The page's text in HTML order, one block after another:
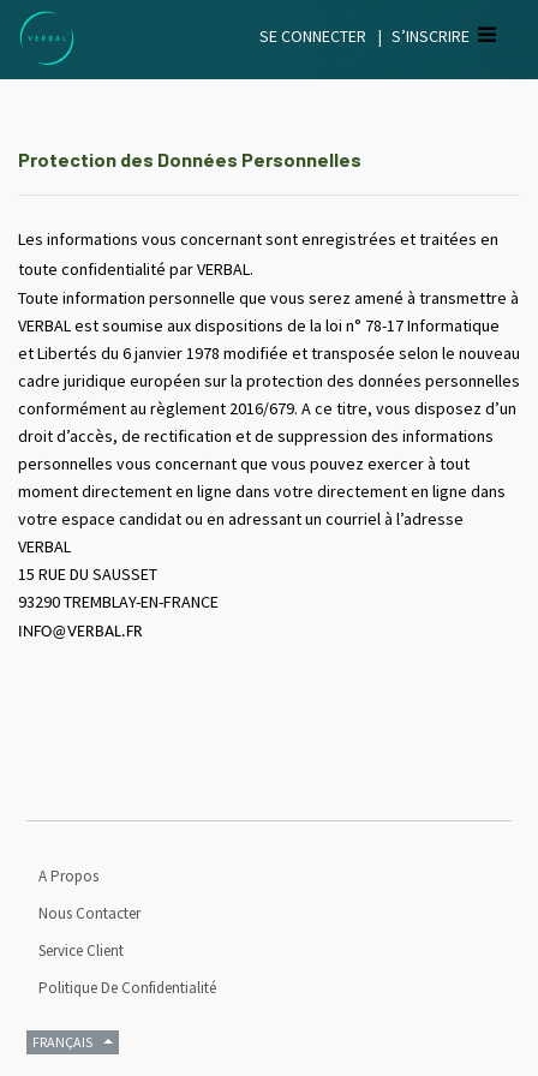
SE CONNECTER | S’INSCRIRE
Protection des Données Personnelles
Les informations vous concernant sont enregistrées et traitées en
toute confidentialité par VERBAL.
Toute information personnelle que vous serez amené à transmettre à
VERBAL est soumise aux dispositions de la loi n° 78-17 Informatique
et Libertés du 6 janvier 1978 modifiée et transposée selon le nouveau
cadre juridique européen sur la protection des données personnelles
conformément au règlement 2016/679. A ce titre, vous disposez d’un
droit d’accès, de rectification et de suppression des informations
personnelles vous concernant que vous pouvez exercer à tout
moment directement en ligne dans votre directement en ligne dans
votre espace candidat ou en adressant un courriel à l’adresse
VERBAL
15 RUE DU SAUSSET
93290 TREMBLAY-EN-FRANCE
INFO@VERBAL.FR
A Propos
Nous Contacter
Service Client
Politique De Confidentialité
FRANÇAIS